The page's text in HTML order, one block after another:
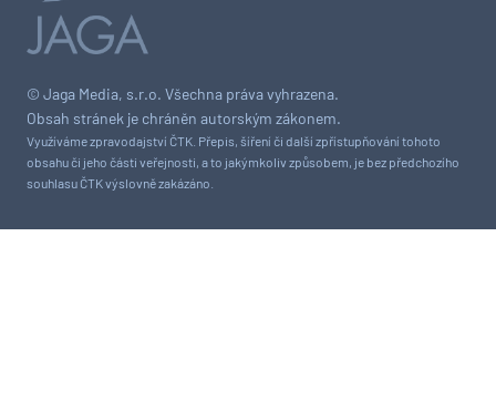
© Jaga Media, s.r.o. Všechna práva vyhrazena.
Obsah stránek je chráněn autorským zákonem.
Využíváme zpravodajství ČTK. Přepis, šíření či další zpřístupňování tohoto
obsahu či jeho části veřejnosti, a to jakýmkoliv způsobem, je bez předchozího
souhlasu ČTK výslovně zakázáno.